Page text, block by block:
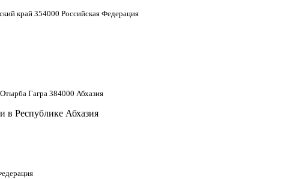
край 354000 Российская Федерация
Гагра 384000 Абхазия
в Республике Абхазия